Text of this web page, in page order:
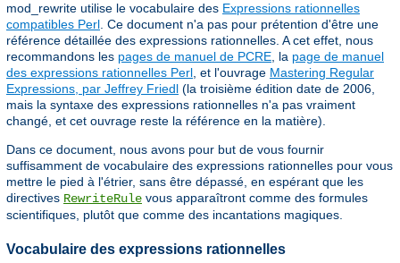
mod_rewrite utilise le vocabulaire des Expressions rationnelles
compatibles Perl. Ce document n'a pas pour prétention d'être une
référence détaillée des expressions rationnelles. A cet effet, nous
recommandons les pages de manuel de PCRE, la page de manuel
des expressions rationnelles Perl, et l'ouvrage Mastering Regular
Expressions, par Jeffrey Friedl (la troisième édition date de 2006,
mais la syntaxe des expressions rationnelles n'a pas vraiment
changé, et cet ouvrage reste la référence en la matière).
Dans ce document, nous avons pour but de vous fournir
suffisamment de vocabulaire des expressions rationnelles pour vous
mettre le pied à l'étrier, sans être dépassé, en espérant que les
directives RewriteRule vous apparaîtront comme des formules
scientifiques, plutôt que comme des incantations magiques.
Vocabulaire des expressions rationnelles